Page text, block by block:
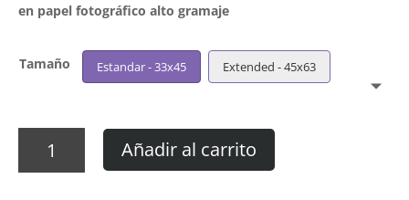
en papel fotográfico alto gramaje
Tamaño Estandar - 33x45 Extended - 45x63
Patricio
Añadir al carrito